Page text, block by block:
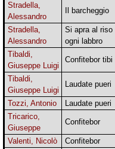
Stradella,
Alessandro
Il barcheggio
Stradella,
Alessandro
Si apra al riso
ogni labbro
Tibaldi,
Giuseppe Luigi
Confitebor tibi
Tibaldi,
Giuseppe Luigi
Laudate pueri
Tozzi, Antonio
Laudate pueri
Tricarico,
Giuseppe
Confitebor
Valenti, Nicolò
Confitebor